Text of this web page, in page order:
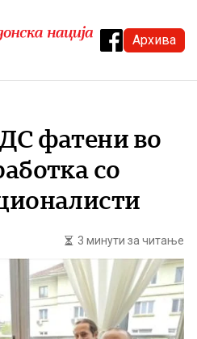
Архива
фатени во
со
3 минути за читање